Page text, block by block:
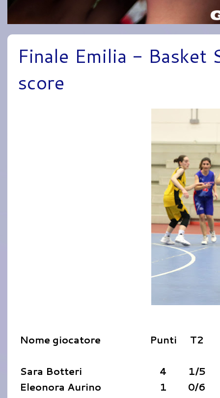
Finale Emilia - Basket
score
Nome giocatore Punti T2
Sara Botteri 4
1/5
Eleonora Aurino
1
0/6